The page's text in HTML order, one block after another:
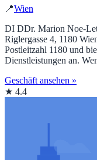
📍Wien
DI DDr. Marion Noe-
Riglergasse 4, 1180
Postleitzahl 1180 und
Dienstleistungen an.
Geschäft ansehen »
★ 4.4